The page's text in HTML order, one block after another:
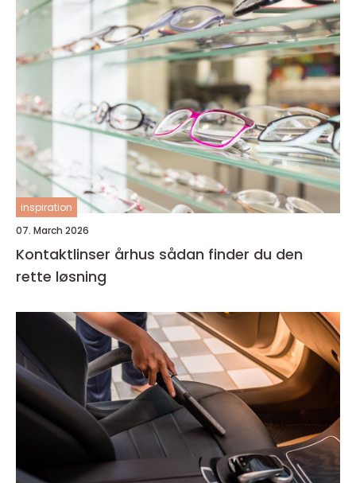
inspiration
07. March 2026
Kontaktlinser århus sådan finder du den
rette løsning